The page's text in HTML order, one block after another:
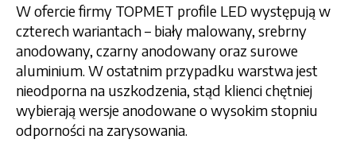
W ofercie firmy TOPMET profile LED występują w
czterech wariantach – biały malowany, srebrny
anodowany, czarny anodowany oraz surowe
aluminium. W ostatnim przypadku warstwa jest
nieodporna na uszkodzenia, stąd klienci chętniej
wybierają wersje anodowane o wysokim stopniu
odporności na zarysowania.